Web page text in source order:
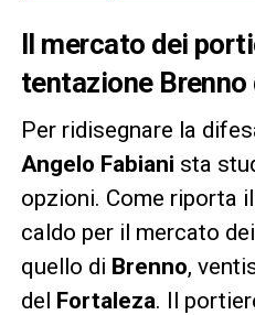
Il mercato dei
tentazione
Per ridisegnare la
Angelo Fabiani sta
opzioni. Come riporta il
caldo per il mercato
quello di Brenno,
del Fortaleza. Il